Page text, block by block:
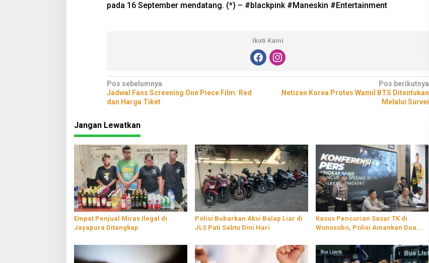
pada 16 September mendatang. (*) – #blackpink #Maneskin #Entertainment
Ikuti Kami
Navigasi
pos
Pos sebelumnya
Jadwal Fans Screening One Piece Film: Red
dan Harga Tiket
Pos berikutnya
Netizen Korea Protes Wamil BTS Ditentukan
Melalui Survei
Jangan Lewatkan
Empat Penjual Miras Ilegal di
Jayapura Ditangkap
Polisi Bubarkan Aksi Balap Liar di
JLS Pati Sabtu Dini Hari
Kasus Pencurian Sasar TK di
Wonosobo, Polisi Amankan Dua